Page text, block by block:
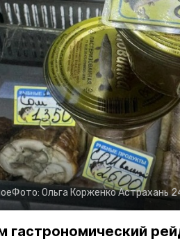
Фото: Ольга КорженкоАстрахань
гастрономический